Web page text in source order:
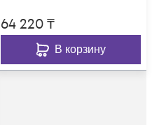
64 220₸
В корзину